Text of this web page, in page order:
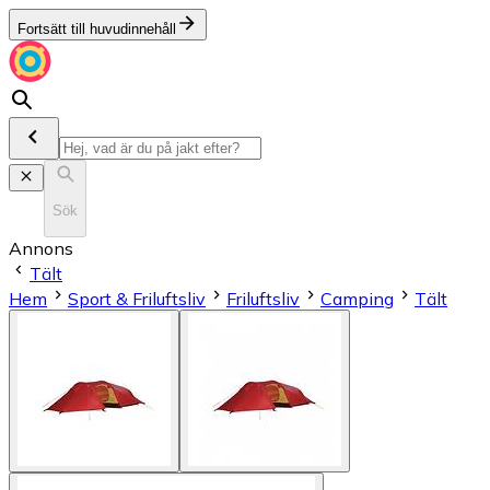
Fortsätt till huvudinnehåll
Sök
Annons
Tält
Hem
Sport & Friluftsliv Friluftsliv Camping Tält